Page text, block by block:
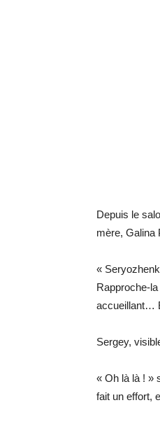
Depuis le
mère, Galina
«
Rapproche-
accueillant…
Sergey,
« Oh là là ! »
fait un effort,